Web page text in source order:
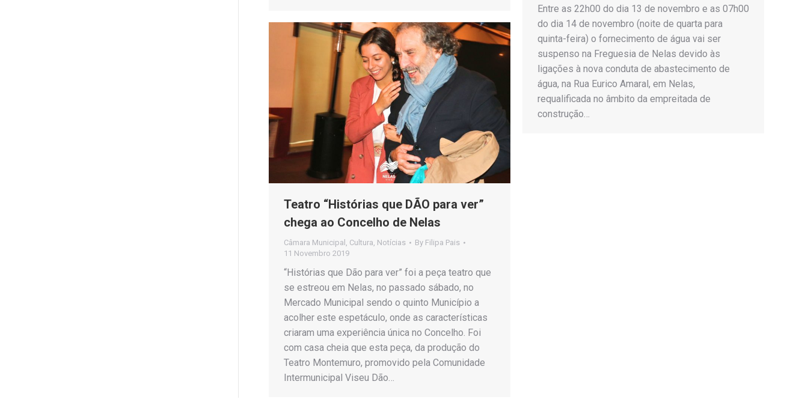
Entre as 22h00 do dia 13 de novembro e as 07h00
do dia 14 de novembro (noite de quarta para
quinta-feira) o fornecimento de água vai ser
suspenso na Freguesia de Nelas devido às
ligações à nova conduta de abastecimento de
água, na Rua Eurico Amaral, em Nelas,
requalificada no âmbito da empreitada de
construção…
Teatro “Histórias que DÃO para ver”
chega ao Concelho de Nelas
Câmara Municipal Cultura Notícias By Filipa Pais
11 Novembro 2019
“Histórias que Dão para ver” foi a peça teatro que
se estreou em Nelas, no passado sábado, no
Mercado Municipal sendo o quinto Município a
acolher este espetáculo, onde as características
criaram uma experiência única no Concelho. Foi
com casa cheia que esta peça, da produção do
Teatro Montemuro, promovido pela Comunidade
Intermunicipal Viseu Dão…